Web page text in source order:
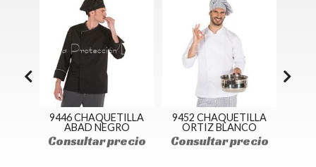
9446 CHAQUETILLA
ABAD NEGRO
Consultar precio
9452 CHAQUETILLA
ORTIZ BLANCO
Consultar precio